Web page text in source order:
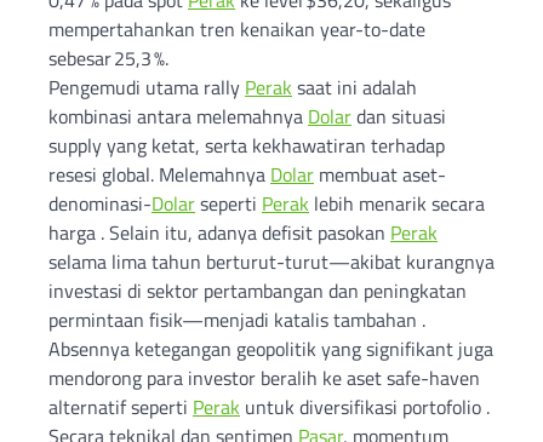
mempertahankan tren kenaikan year-to-date
sebesar 25,3 %.
Pengemudi utama rally Perak saat ini adalah
kombinasi antara melemahnya Dolardan situasi
supply yang ketat, serta kekhawatiran terhadap
resesi global. Melemahnya Dolar membuat aset-
denominasi-Dolarseperti Perak lebih menarik secara
harga . Selain itu, adanya defisit pasokan Perak
selama lima tahun berturut-turut—akibat kurangnya
investasi di sektor pertambangan dan peningkatan
permintaan fisik—menjadi katalis tambahan .
Absennya ketegangan geopolitik yang signifikant juga
mendorong para investor beralih ke aset safe-haven
alternatif seperti Perak untuk diversifikasi portofolio .
Secara teknikal dan sentimen Pasar, momentum